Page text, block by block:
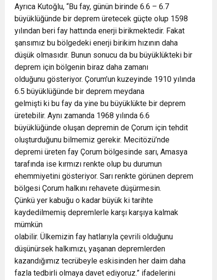
Ayrıca Kutoğlu, “Bu fay, günün birinde 6.6 – 6.7
büyüklüğünde bir deprem üretecek güçte olup 1598
yılından beri fay hattında enerji birikmektedir. Fakat
şansımız bu bölgedeki enerji birikim hızının daha
düşük olmasıdır. Bunun sonucu da bu büyüklükteki bir
deprem için bölgenin biraz daha zamanı
olduğunu gösteriyor. Çorum’un kuzeyinde 1910 yılında
6.5 büyüklüğünde bir deprem meydana
gelmişti ki bu fay da yine bu büyüklükte bir deprem
üretebilir. Aynı zamanda 1968 yılında 6.6
büyüklüğünde oluşan depremin de Çorum için tehdit
oluşturduğunu bilmemiz gerekir. Mecitözü’nde
depremi üreten fay Çorum bölgesinde sarı, Amasya
tarafında ise kırmızı renkte olup bu durumun
ehemmiyetini gösteriyor. Sarı renkte görünen deprem
bölgesi Çorum halkını rehavete düşürmesin.
Çünkü yer kabuğu o kadar büyük ki tarihte
kaydedilmemiş depremlerle karşı karşıya kalmak
mümkün
olabilir. Ülkemizin fay hatlarıyla çevrili olduğunu
düşünürsek halkımızı, yaşanan depremlerden
kazandığımız tecrübeyle eskisinden her daim daha
fazla tedbirli olmaya davet ediyoruz.” ifadelerini